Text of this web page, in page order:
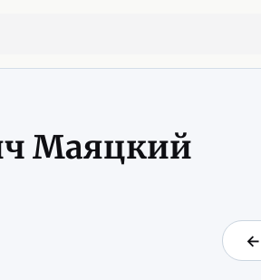
Маяцкий
←